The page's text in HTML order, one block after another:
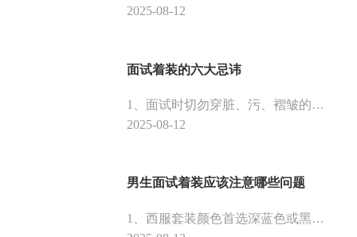
2025-08-12
面试着装的六大忌讳
1、面试时切勿穿脏、污、褶皱的衣服，避免出现凌乱的线头。2、衣服颜色不能过于浓烈，同时也应避开大红、粉红、嫩绿等颜色，更不能选择闪亮面料的衣服。3、丝袜不可带有图案、花纹，拉的不平展导致出现褶皱、拉丝都会给人很邋遢的感觉。
2025-08-12
男生面试着装应该注意哪些问题
1、西服套装颜色首选深蓝色或黑色。这两个颜色是最基础的正装颜色，做为面试正装不大容易出错。2、不要穿新西装去参加重要公司的面试，七八成新的服装最自然妥帖。